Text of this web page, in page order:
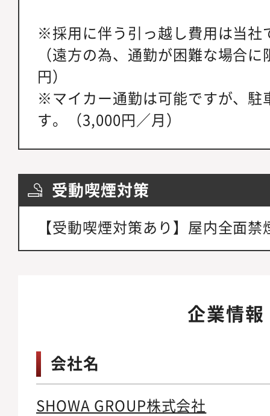
※採用に伴う引っ越し費用は当社
（遠方の為、通勤が困難な場合
円）
※マイカー通勤は可能ですが、駐
す。（3,000円／月）
受動喫煙対策
【受動喫煙対策あり】屋内全面禁
企業情報
会社名
SHOWA GROUP株式会社